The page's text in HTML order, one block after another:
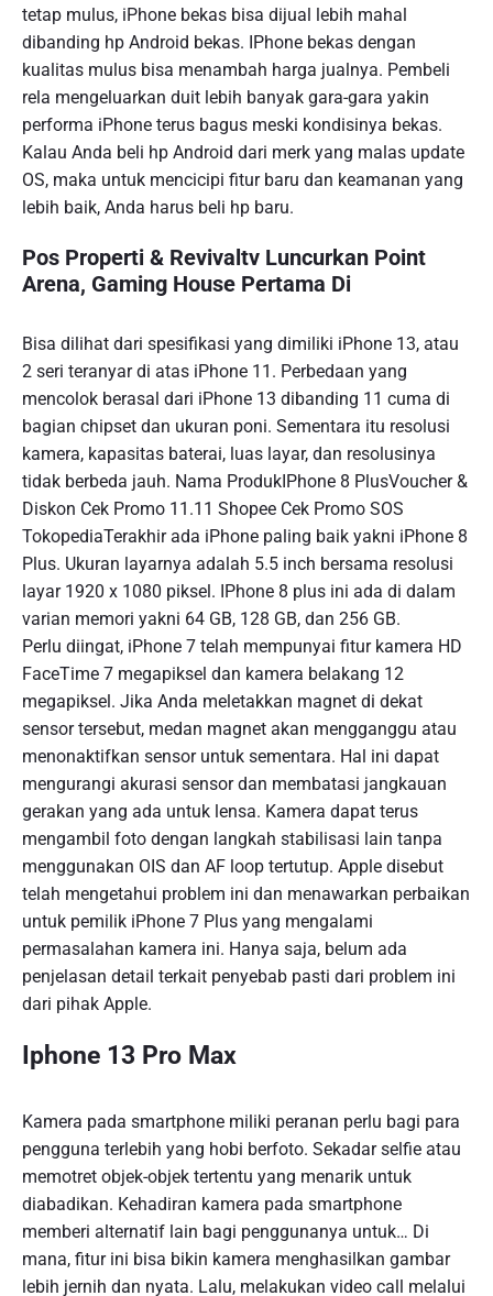
tetap mulus, iPhone bekas bisa dijual lebih mahal
dibanding hp Android bekas. IPhone bekas dengan
kualitas mulus bisa menambah harga jualnya. Pembeli
rela mengeluarkan duit lebih banyak gara-gara yakin
performa iPhone terus bagus meski kondisinya bekas.
Kalau Anda beli hp Android dari merk yang malas update
OS, maka untuk mencicipi fitur baru dan keamanan yang
lebih baik, Anda harus beli hp baru.
Pos Properti & Revivaltv Luncurkan Point
Arena, Gaming House Pertama Di
Bisa dilihat dari spesifikasi yang dimiliki iPhone 13, atau
2 seri teranyar di atas iPhone 11. Perbedaan yang
mencolok berasal dari iPhone 13 dibanding 11 cuma di
bagian chipset dan ukuran poni. Sementara itu resolusi
kamera, kapasitas baterai, luas layar, dan resolusinya
tidak berbeda jauh. Nama ProdukIPhone 8 PlusVoucher &
Diskon Cek Promo 11.11 Shopee Cek Promo SOS
TokopediaTerakhir ada iPhone paling baik yakni iPhone 8
Plus. Ukuran layarnya adalah 5.5 inch bersama resolusi
layar 1920 x 1080 piksel. IPhone 8 plus ini ada di dalam
varian memori yakni 64 GB, 128 GB, dan 256 GB.
Perlu diingat, iPhone 7 telah mempunyai fitur kamera HD
FaceTime 7 megapiksel dan kamera belakang 12
megapiksel. Jika Anda meletakkan magnet di dekat
sensor tersebut, medan magnet akan mengganggu atau
menonaktifkan sensor untuk sementara. Hal ini dapat
mengurangi akurasi sensor dan membatasi jangkauan
gerakan yang ada untuk lensa. Kamera dapat terus
mengambil foto dengan langkah stabilisasi lain tanpa
menggunakan OIS dan AF loop tertutup. Apple disebut
telah mengetahui problem ini dan menawarkan perbaikan
untuk pemilik iPhone 7 Plus yang mengalami
permasalahan kamera ini. Hanya saja, belum ada
penjelasan detail terkait penyebab pasti dari problem ini
dari pihak Apple.
Iphone 13 Pro Max
Kamera pada smartphone miliki peranan perlu bagi para
pengguna terlebih yang hobi berfoto. Sekadar selfie atau
memotret objek-objek tertentu yang menarik untuk
diabadikan. Kehadiran kamera pada smartphone
memberi alternatif lain bagi penggunanya untuk… Di
mana, fitur ini bisa bikin kamera menghasilkan gambar
lebih jernih dan nyata. Lalu, melakukan video call melalui